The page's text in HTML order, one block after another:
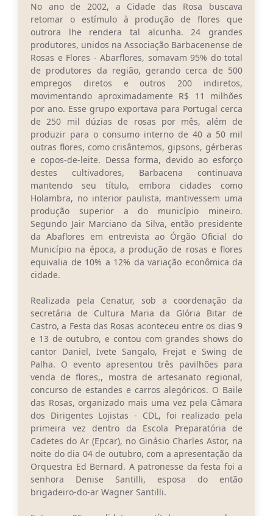
Cultura
PNAB 2026 - Ciclo 2
Revistas
Intranet
Plano Diretor e Mobilidade Urbana
3º Jornada Empreendedora BQ
Festival Gastronômico
Emprega Barbacena
Plano Municipal de Saneamento Básico
Regularização de bairros
Carta de Serviços
Arquivos para Download
Legislação
Telefones Úteis
Transparência
No ano de 2002, a Cidade das Rosa buscava
retomar o estímulo à produção de flores que
outrora lhe rendera tal alcunha. 24 grandes
produtores, unidos na Associação Barbacenense de
Rosas e Flores - Abarflores, somavam 95% do total
de produtores da região, gerando cerca de 500
empregos diretos e outros 200 indiretos,
movimentando aproximadamente R$ 11 milhões
por ano. Esse grupo exportava para Portugal cerca
de 250 mil dúzias de rosas por mês, além de
produzir para o consumo interno de 40 a 50 mil
outras flores, como crisântemos, gipsons, gérberas
e copos-de-leite. Dessa forma, devido ao esforço
destes cultivadores, Barbacena continuava
mantendo seu título, embora cidades como
Holambra, no interior paulista, mantivessem uma
produção superior a do município mineiro.
Segundo Jair Marciano da Silva, então presidente
da Abaflores em entrevista ao Órgão Oficial do
Município na época, a produção de rosas e flores
equivalia de 10% a 12% da variação econômica da
cidade.
Realizada pela Cenatur, sob a coordenação da
secretária de Cultura Maria da Glória Bitar de
Castro, a Festa das Rosas aconteceu entre os dias 9
e 13 de outubro, e contou com grandes shows do
cantor Daniel, Ivete Sangalo, Frejat e Swing de
Palha. O evento apresentou três pavilhões para
venda de flores,, mostra de artesanato regional,
concurso de estandes e carros alegóricos. O Baile
das Rosas, organizado mais uma vez pela Câmara
dos Dirigentes Lojistas - CDL, foi realizado pela
primeira vez dentro da Escola Preparatória de
Cadetes do Ar (Epcar), no Ginásio Charles Astor, na
noite do dia 04 de outubro, com a apresentação da
Orquestra Ed Bernard. A patronesse da festa foi a
senhora Denise Santilli, esposa do então
brigadeiro-do-ar Wagner Santilli.